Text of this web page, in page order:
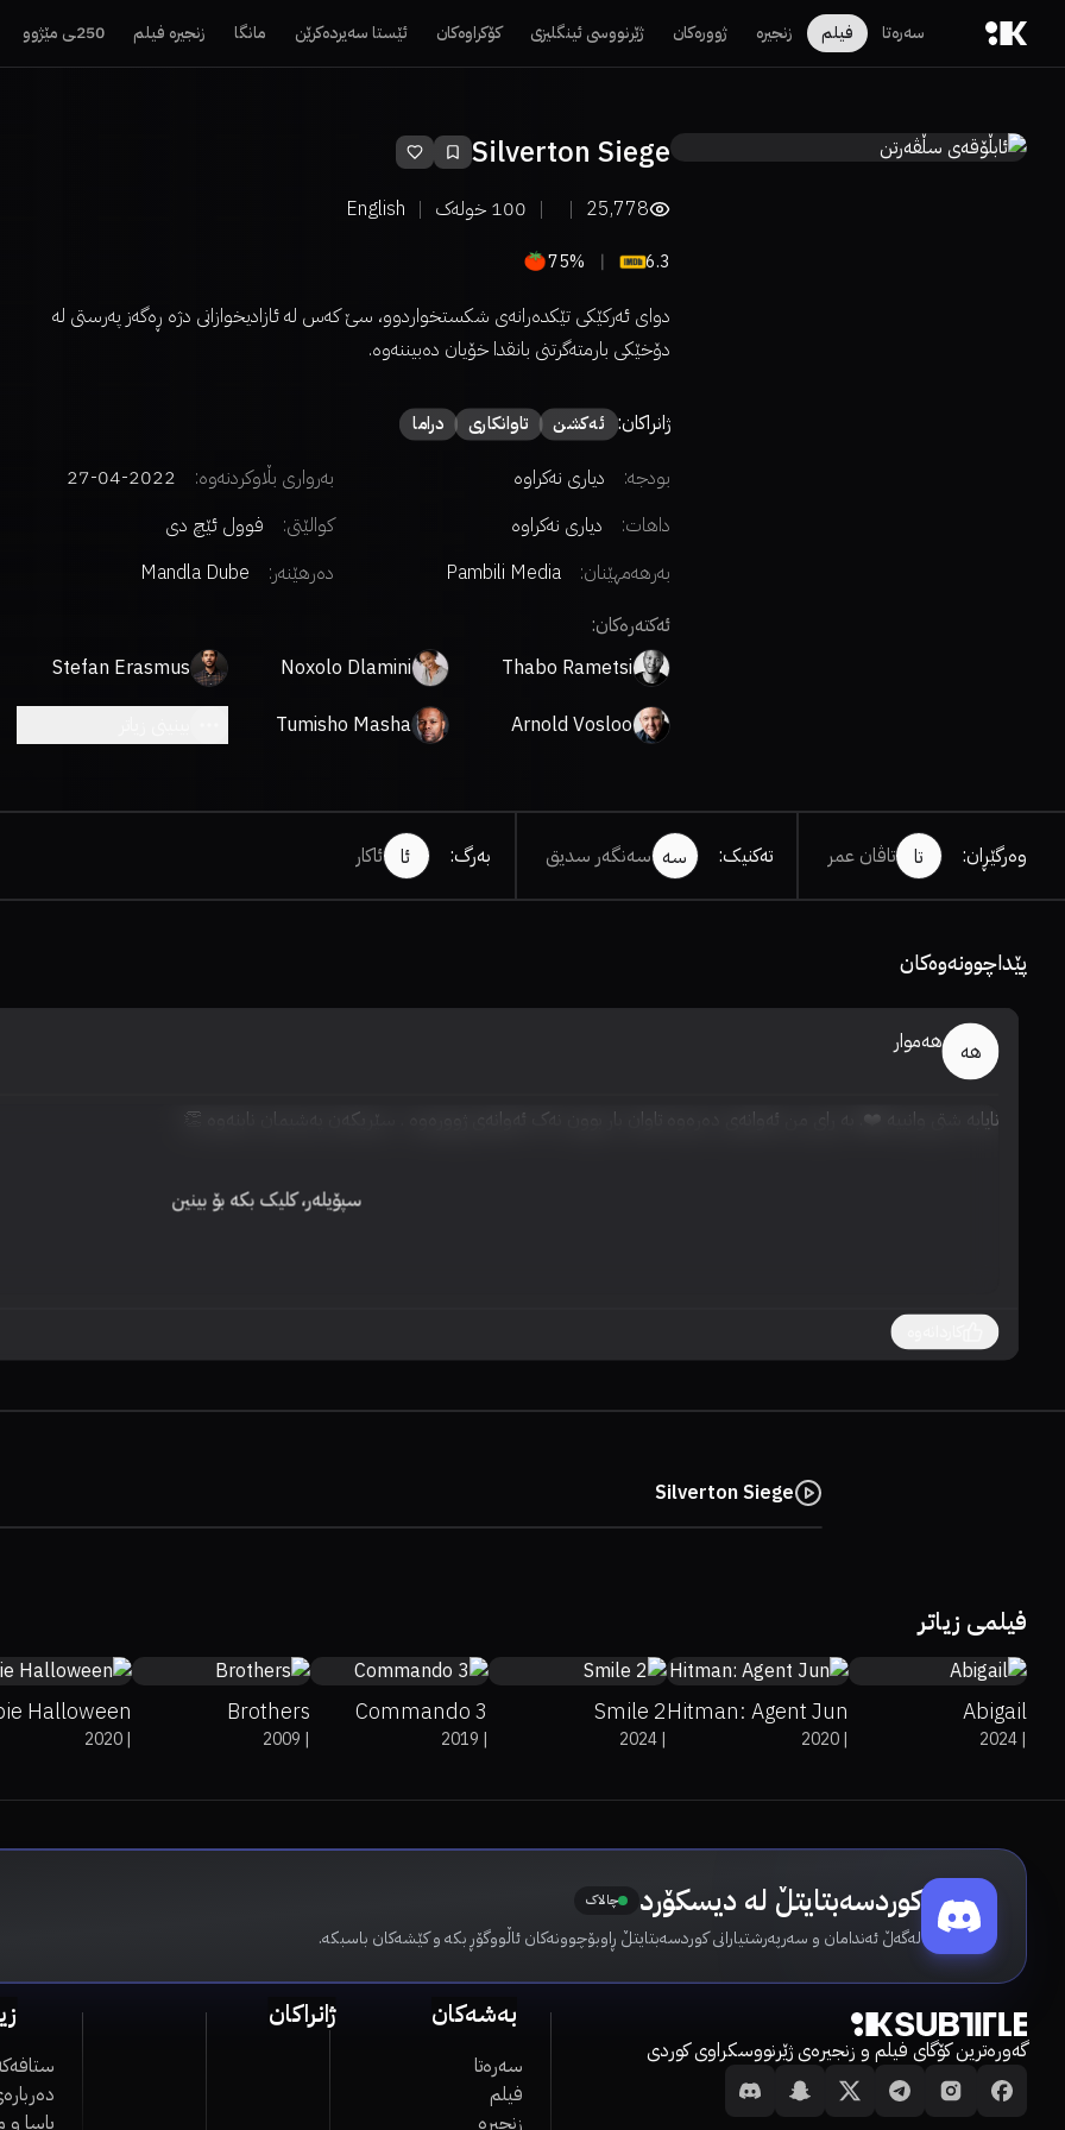
سەرەتا فیلم زنجیرە ژوورەکان ژێرنووسی ئینگلیزی کۆکراوەکان ئێستا سەیردەکرێن مانگا زنجیرە فیلم 250ـی مێژوو
Silverton Siege
25,778
100 خولەک English
6.3
75%
دوای ئەرکێکی تێکدەرانەی شکستخواردوو، سێ کەس لە ئازادیخوازانی دژە ڕەگەز پەرستی لە
دۆخێکی بارمتەگرتنی بانقدا خۆیان دەبیننەوە.
ژانراکان: ئەكشن تاوانکاری دراما
بودجە: دیاری نەکراوە بەرواری بڵاوکردنەوە:
2022-04-27
داهات:
دیاری نەکراوە کوالێتی:
فوول ئێچ دی
بەرهەمهێنان:
Pambili Media دەرهێنەر:
Mandla Dube
ئەکتەرەکان:
Thabo Rametsi
Noxolo Dlamini
Stefan Erasmus
Arnold Vosloo
Tumisho Masha
وەرگێڕان: تا تاڤان عمر تەکنیک: سە سەنگەر سدیق بەرگ: ئا ئاکار
پێداچوونەوەکان
هە هەموار
سپۆیلەر، کلیک بکە بۆ بینین
نایابە شتی وانییە ❤️. بە رای من ئەوانەی دەرەوە تاوان بار بوون نەک ئەوانەی ژوورەوە . سێریکەن پەشیمان نابنەوە 👏
Silverton Siege
فیلمی زیاتر
Abigail
|
2024
Hitman: Agent Jun
|
2020
Smile 2
|
2024
Commando 3
|
2019
Brothers
|
2009
Halloween
|
2020
کوردسەبتایتڵ لە دیسکۆرد چالاک
لەگەڵ ئەندامان و سەرپەرشتیارانی کوردسەبتایتڵ ڕاوبۆچوونەکان ئاڵووگۆڕ بکە و کێشەکان باسبکە.
گەورەترین کۆگای فیلم و زنجیرەی ژێرنووسکراوی کوردی
بەشەکان
سەرەتا
فیلم
زنجیرە
ژانراکان
یاسا و